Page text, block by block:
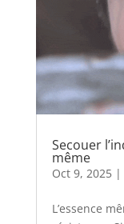
Secouer
même
Oct 9, 2025|
L’essence